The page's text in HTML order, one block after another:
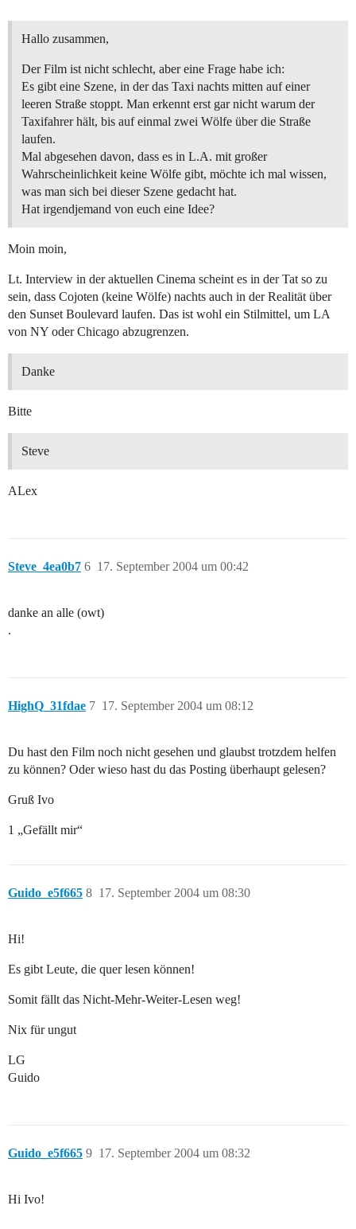
Hallo zusammen,
Der Film ist nicht schlecht, aber eine Frage habe ich:
Es gibt eine Szene, in der das Taxi nachts mitten auf einer
leeren Straße stoppt. Man erkennt erst gar nicht warum der
Taxifahrer hält, bis auf einmal zwei Wölfe über die Straße
laufen.
Mal abgesehen davon, dass es in L.A. mit großer
Wahrscheinlichkeit keine Wölfe gibt, möchte ich mal wissen,
was man sich bei dieser Szene gedacht hat.
Hat irgendjemand von euch eine Idee?
Moin moin,
Lt. Interview in der aktuellen Cinema scheint es in der Tat so zu
sein, dass Cojoten (keine Wölfe) nachts auch in der Realität über
den Sunset Boulevard laufen. Das ist wohl ein Stilmittel, um LA
von NY oder Chicago abzugrenzen.
Danke
Bitte
Steve
ALex
Steve_4ea0b7 17. September 2004 um 00:42
6
danke an alle (owt)
.
HighQ_31fdae 17. September 2004 um 08:12
7
Du hast den Film noch nicht gesehen und glaubst trotzdem helfen
zu können? Oder wieso hast du das Posting überhaupt gelesen?
Gruß Ivo
1 „Gefällt mir“
Guido_e5f665 17. September 2004 um 08:30
8
Hi!
Es gibt Leute, die quer lesen können!
Somit fällt das Nicht-Mehr-Weiter-Lesen weg!
Nix für ungut
LG
Guido
Guido_e5f665 17. September 2004 um 08:32
9
Hi Ivo!